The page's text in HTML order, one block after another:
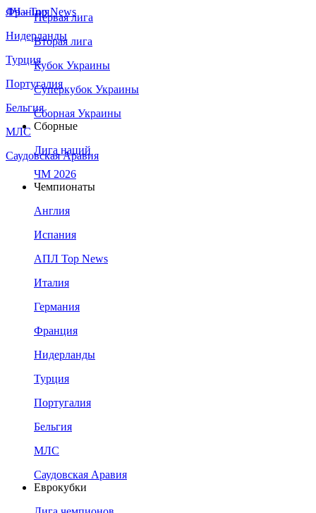
Франция
Нидерланды
Турция
Португалия
Бельгия
МЛС
Саудовская Аравия
ЛЧ - Top News
Первая лига
Вторая лига
Кубок Украины
Суперкубок Украины
Сборная Украины
Сборные
Лига наций
ЧМ 2026
Чемпионаты
Англия
Испания
АПЛ Top News
Италия
Германия
Франция
Нидерланды
Турция
Португалия
Бельгия
МЛС
Саудовская Аравия
Еврокубки